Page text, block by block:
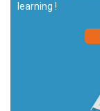
learning !